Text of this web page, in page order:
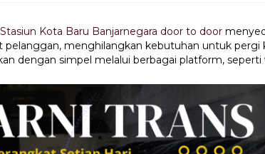
Kota Baru Banjarnegara door to door
pelanggan, menghilangkan kebutuhan untuk
dengan simpel melalui berbagai platform,